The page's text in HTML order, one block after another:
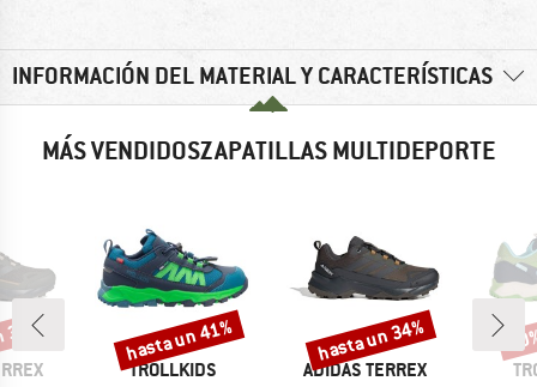
INFORMACIÓN DEL MATERIAL Y CARACTERÍSTICAS
MÁS VENDIDOSZAPATILLAS MULTIDEPORTE
MARCA
TROLLKIDS
Descuento
hasta un 41%
MARCA
ADIDAS TERREX
Descuento
hasta un 34%